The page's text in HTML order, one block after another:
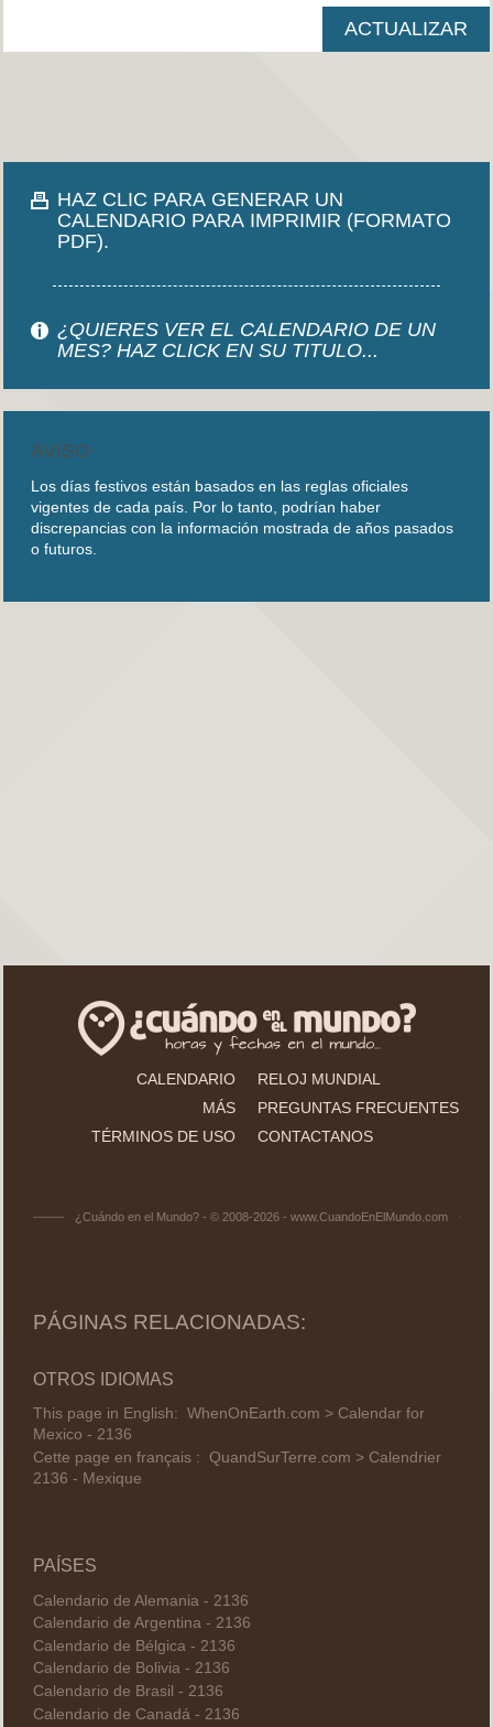
HAZ CLIC PARA GENERAR UN
CALENDARIO PARA IMPRIMIR (FORMATO
PDF).
¿QUIERES VER EL CALENDARIO DE UN
MES? HAZ CLICK EN SU TITULO...
AVISO
Los días festivos están basados en las reglas oficiales
vigentes de cada país. Por lo tanto, podrían haber
discrepancias con la información mostrada de años pasados
o futuros.
CALENDARIO
RELOJ MUNDIAL
MÁS
PREGUNTAS FRECUENTES
TÉRMINOS DE USO
CONTACTANOS
¿Cuándo en el Mundo? - © 2008-2026 - www.CuandoEnElMundo.com
PÁGINAS RELACIONADAS:
OTROS IDIOMAS
This page in English: WhenOnEarth.com > Calendar for
Mexico - 2136
Cette page en français : QuandSurTerre.com > Calendrier
2136 - Mexique
PAÍSES
Calendario de Alemania - 2136
Calendario de Argentina - 2136
Calendario de Bélgica - 2136
Calendario de Bolivia - 2136
Calendario de Brasil - 2136
Calendario de Canadá - 2136